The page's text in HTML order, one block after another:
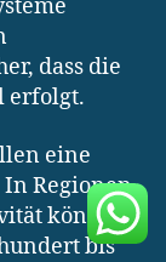
dass die
erfolgt.
eine
Regionen
können
bis